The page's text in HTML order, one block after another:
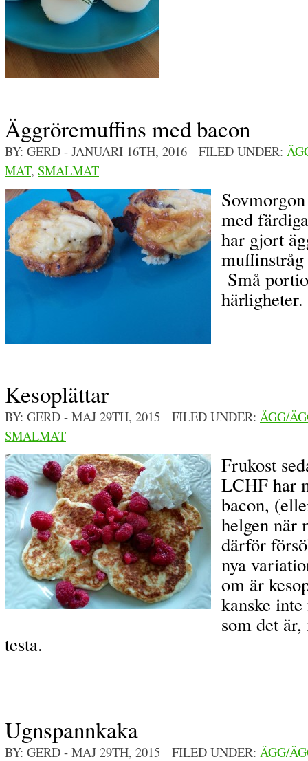
Äggröremuffins med bacon
BY: GERD - JANUARI 16TH, 2016 FILED UNDER:
MAT, SMALMAT
med
har gjort
Små
härligheter.
Kesoplättar
BY: GERD - MAJ 29TH, 2015 FILED UNDER: ÄGG/
SMALMAT
Frukost
LCHF har
bacon,
helgen när
därför
nya
om är
kanske
som det
testa.
Ugnspannkaka
BY: GERD - MAJ 29TH, 2015 FILED UNDER: ÄGG/